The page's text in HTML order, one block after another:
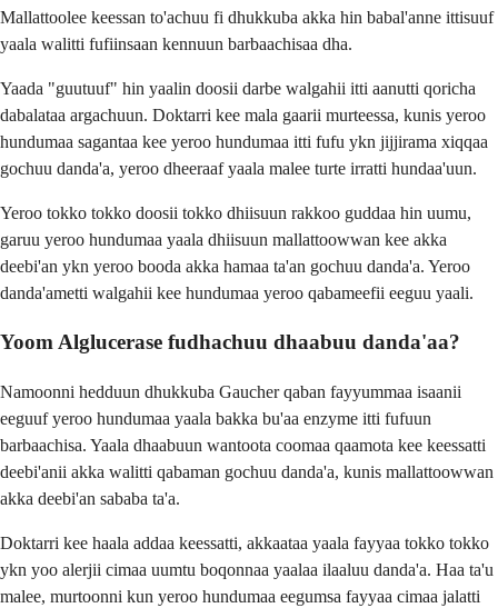
Mallattoolee keessan to'achuu fi dhukkuba akka hin babal'anne ittisuuf
yaala walitti fufiinsaan kennuun barbaachisaa dha.
Yaada "guutuuf" hin yaalin doosii darbe walgahii itti aanutti qoricha
dabalataa argachuun. Doktarri kee mala gaarii murteessa, kunis yeroo
hundumaa sagantaa kee yeroo hundumaa itti fufu ykn jijjirama xiqqaa
gochuu danda'a, yeroo dheeraaf yaala malee turte irratti hundaa'uun.
Yeroo tokko tokko doosii tokko dhiisuun rakkoo guddaa hin uumu,
garuu yeroo hundumaa yaala dhiisuun mallattoowwan kee akka
deebi'an ykn yeroo booda akka hamaa ta'an gochuu danda'a. Yeroo
danda'ametti walgahii kee hundumaa yeroo qabameefii eeguu yaali.
Yoom Alglucerase fudhachuu dhaabuu danda'aa?
Namoonni hedduun dhukkuba Gaucher qaban fayyummaa isaanii
eeguuf yeroo hundumaa yaala bakka bu'aa enzyme itti fufuun
barbaachisa. Yaala dhaabuun wantoota coomaa qaamota kee keessatti
deebi'anii akka walitti qabaman gochuu danda'a, kunis mallattoowwan
akka deebi'an sababa ta'a.
Doktarri kee haala addaa keessatti, akkaataa yaala fayyaa tokko tokko
ykn yoo alerjii cimaa uumtu boqonnaa yaalaa ilaaluu danda'a. Haa ta'u
malee, murtoonni kun yeroo hundumaa eegumsa fayyaa cimaa jalatti